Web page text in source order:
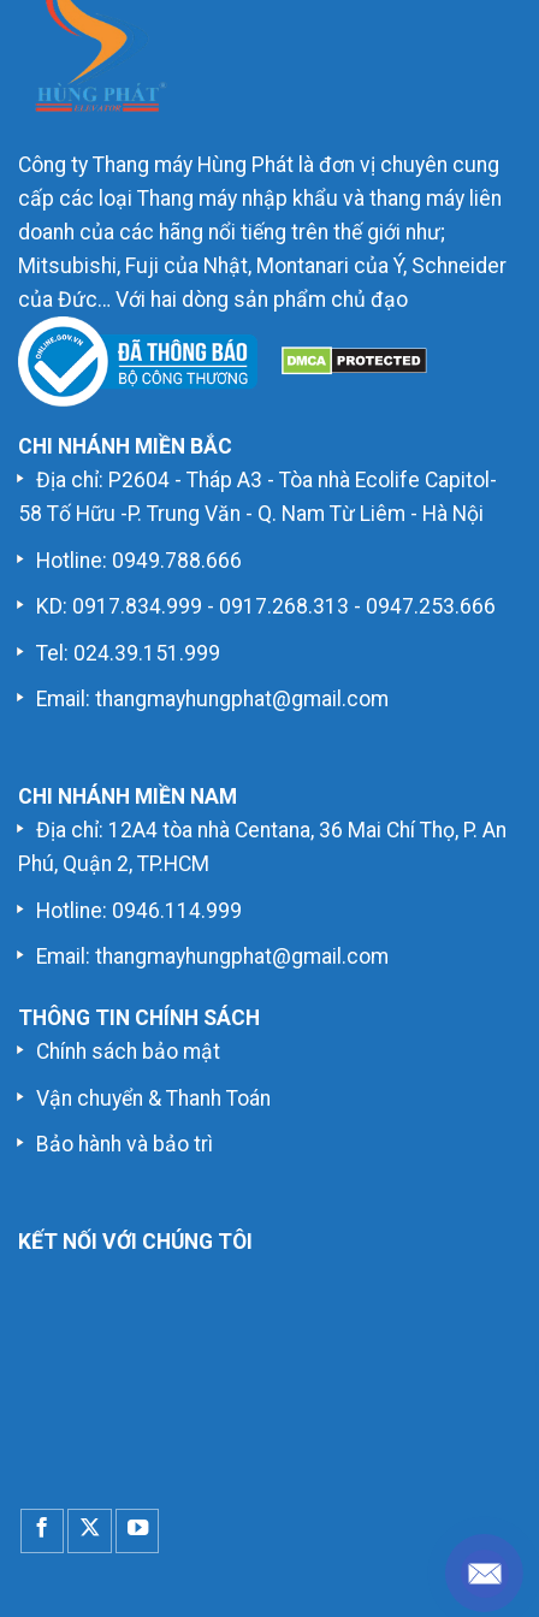
Công ty Thang máy Hùng Phát là đơn vị chuyên cung
cấp các loại Thang máy nhập khẩu và thang máy liên
doanh của các hãng nổi tiếng trên thế giới như;
Mitsubishi, Fuji của Nhật, Montanari của Ý, Schneider
của Đức… Với hai dòng sản phẩm chủ đạo
CHI NHÁNH MIỀN BẮC
Địa chỉ: P2604 - Tháp A3 - Tòa nhà Ecolife Capitol-
58 Tố Hữu -P. Trung Văn - Q. Nam Từ Liêm - Hà Nội
Hotline: 0949.788.666
KD: 0917.834.999 - 0917.268.313 - 0947.253.666
Tel: 024.39.151.999
Email: thangmayhungphat@gmail.com
CHI NHÁNH MIỀN NAM
Địa chỉ: 12A4 tòa nhà Centana, 36 Mai Chí Thọ, P. An
Phú, Quận 2, TP.HCM
Hotline: 0946.114.999
Email: thangmayhungphat@gmail.com
THÔNG TIN CHÍNH SÁCH
Chính sách bảo mật
Vận chuyển & Thanh Toán
Bảo hành và bảo trì
KẾT NỐI VỚI CHÚNG TÔI